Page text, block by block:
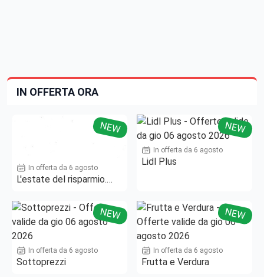
IN OFFERTA ORA
NEW
In offerta da 6 agosto
L'estate del risparmio.
NEW
In offerta da 6 agosto
Lidl Plus
NEW
In offerta da 6 agosto
Sottoprezzi
NEW
In offerta da 6 agosto
Frutta e Verdura